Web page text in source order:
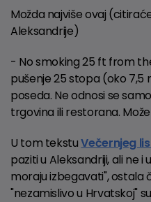
Možda najviše ovaj
Aleksandrije)
- No smoking 25 ft from
pušenje 25 stopa (oko
poseda. Ne odnosi se
trgovina ili restorana.
U tom tekstuVečernjeg
paziti u Aleksandriji, ali ne
moraju izbegavati", ostala
"nezamislivo u Hrvatskoj"